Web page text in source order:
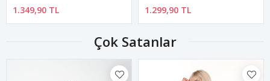
1.349,90 TL 1.299,90 TL
Çok Satanlar